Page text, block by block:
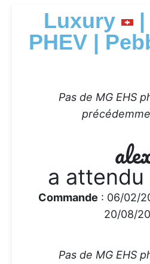
Luxury
PHEV |
Pas de MG EHS
a attendu
Commande : 06/02/
20/08/
Pas de MG EHS